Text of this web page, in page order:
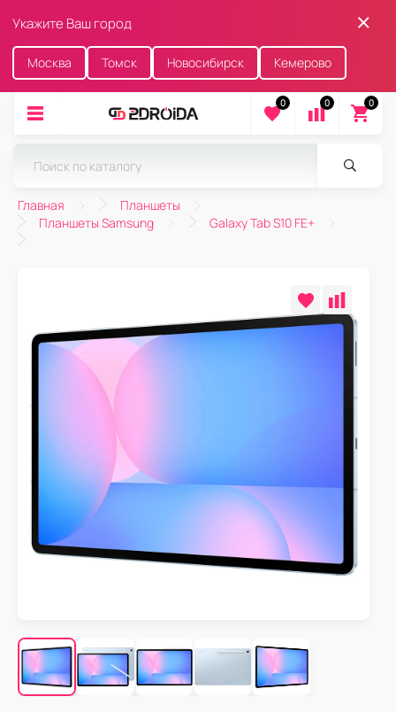
Укажите Ваш город
Москва Томск Новосибирск Кемерово
0 0 0
Главная
Планшеты
Планшеты Samsung
Galaxy Tab S10 FE+